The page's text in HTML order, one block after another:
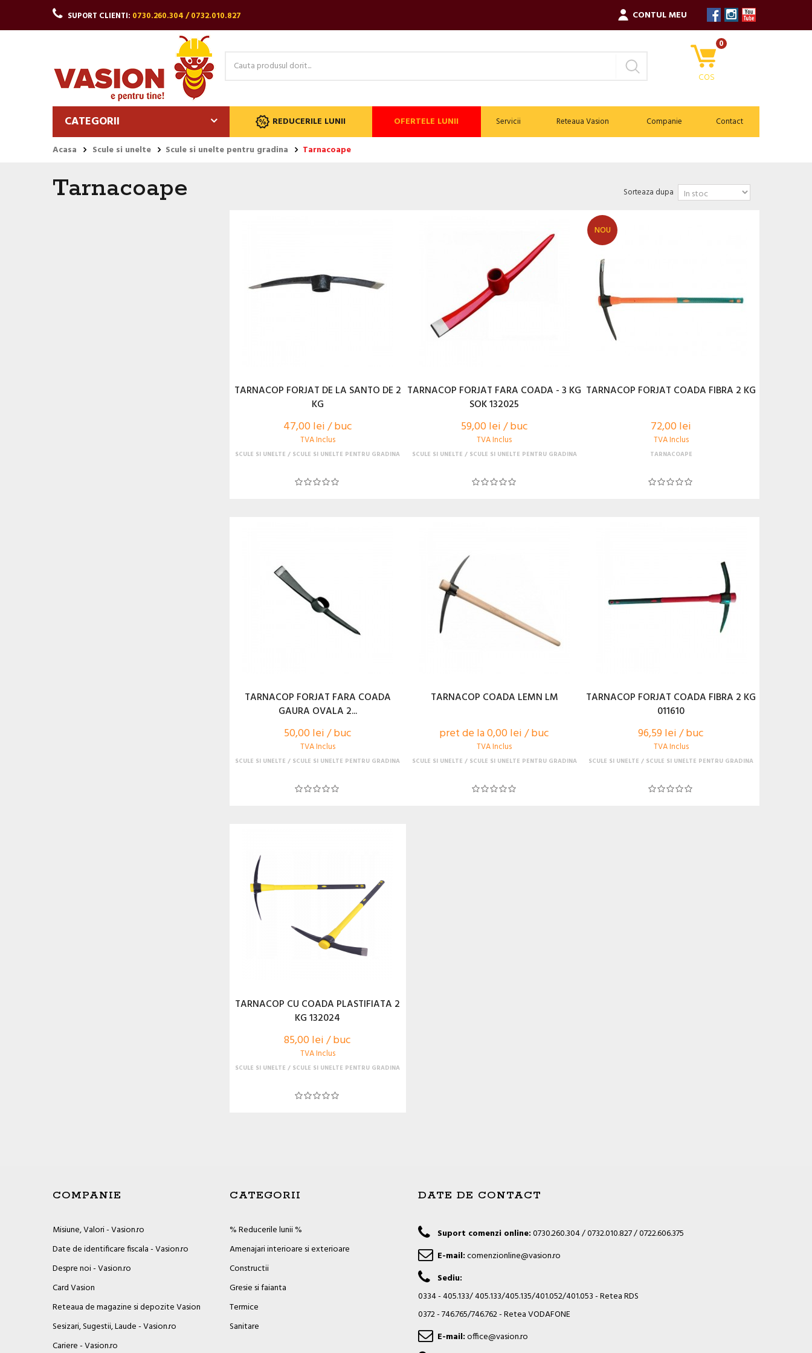
SUPORT CLIENTI: 0730.260.304 / 0732.010.827 CONTUL MEU
0
COS
CATEGORII REDUCERILE LUNII OFERTELE LUNII Servicii Reteaua Vasion Companie Contact
Acasa Scule si unelte Scule si unelte pentru gradina Tarnacoape
Tarnacoape Sorteaza dupa
TARNACOP FORJAT DE LA SANTO DE 2
KG
47,00 lei / buc
TVA Inclus
SCULE SI UNELTE SCULE SI UNELTE PENTRU GRADINA
TARNACOP FORJAT FARA COADA - 3 KG
SOK 132025
59,00 lei / buc
TVA Inclus
SCULE SI UNELTE SCULE SI UNELTE PENTRU GRADINA
NOU
TARNACOP FORJAT COADA FIBRA 2 KG
72,00 lei
TVA Inclus
TARNACOAPE
TARNACOP FORJAT FARA COADA
GAURA OVALA 2...
50,00 lei / buc
TVA Inclus
SCULE SI UNELTE SCULE SI UNELTE PENTRU GRADINA
TARNACOP COADA LEMN LM
pret de la 0,00 lei / buc
TVA Inclus
SCULE SI UNELTE SCULE SI UNELTE PENTRU GRADINA
TARNACOP FORJAT COADA FIBRA 2 KG
011610
96,59 lei / buc
TVA Inclus
SCULE SI UNELTE SCULE SI UNELTE PENTRU GRADINA
TARNACOP CU COADA PLASTIFIATA 2
KG 132024
85,00 lei / buc
TVA Inclus
SCULE SI UNELTE SCULE SI UNELTE PENTRU GRADINA
COMPANIE
Misiune, Valori - Vasion.ro
Date de identificare fiscala - Vasion.ro
Despre noi - Vasion.ro
Card Vasion
Reteaua de magazine si depozite Vasion
Sesizari, Sugestii, Laude - Vasion.ro
Cariere - Vasion.ro
CATEGORII
% Reducerile lunii %
Amenajari interioare si exterioare
Constructii
Gresie si faianta
Termice
Sanitare
DATE DE CONTACT
Suport comenzi online:0730.260.304 / 0732.010.827 / 0722.606.375
E-mail:comenzionline@vasion.ro
Sediu:
0334 - 405.133/ 405.133/405.135/401.052/401.053 - Retea RDS
0372 - 746.765/746.762 - Retea VODAFONE
E-mail:office@vasion.ro